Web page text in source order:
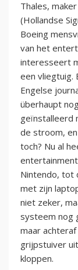
Thales,
(Hollandse
Boeing
van het
interesseert
een vliegtuig.
Engelse
überhaupt
geïnstalleerd
de stroom,
toch? Nu al
Nintendo, tot
met zijn
niet zeker,
systeem nog
maar
grijpstuiver
kloppen.